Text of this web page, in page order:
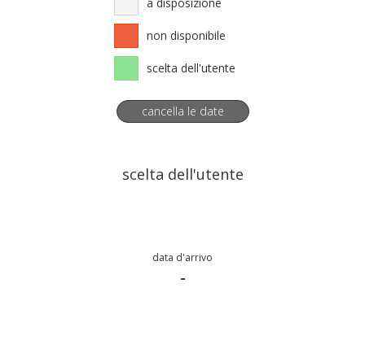
non disponibile
scelta dell'utente
cancella le date
scelta dell'utente
data d'arrivo
-